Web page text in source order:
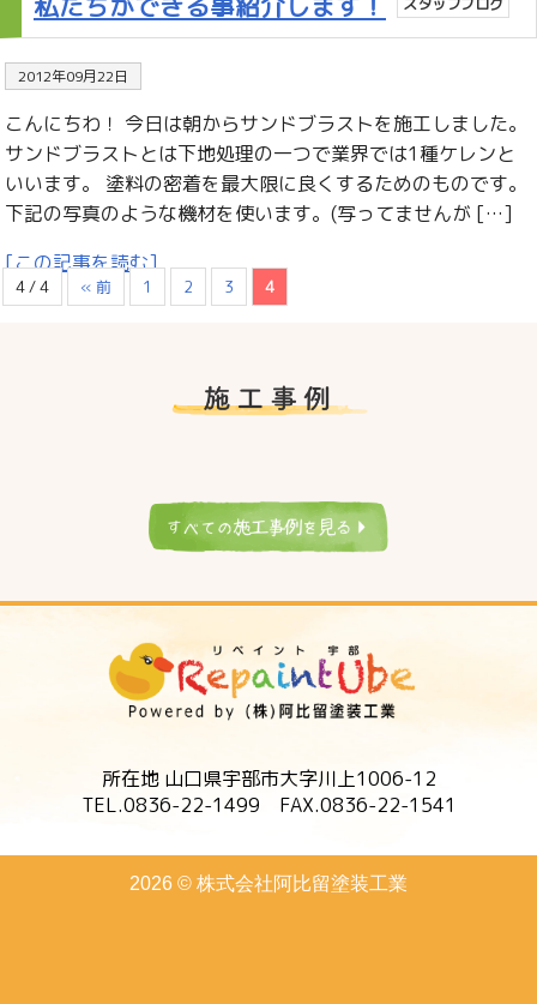
スタッフブログ
2012年09月22日
こんにちわ！ 今日は朝からサンドブラストを施工しました。
サンドブラストとは下地処理の一つで業界では1種ケレンと
いいます。 塗料の密着を最大限に良くするためのものです。
下記の写真のような機材を使います。(写ってませんが […]
[この記事を読む]
4 / 4 « 前 1 2 3 4
所在地 山口県宇部市大字川上1006-12
TEL.0836-22-1499 FAX.0836-22-1541
2026 © 株式会社阿比留塗装工業